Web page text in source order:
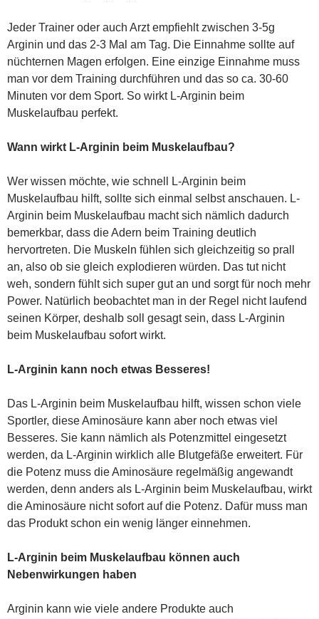
Jeder Trainer oder auch Arzt empfiehlt zwischen 3-5g
Arginin und das 2-3 Mal am Tag. Die Einnahme sollte auf
nüchternen Magen erfolgen. Eine einzige Einnahme muss
man vor dem Training durchführen und das so ca. 30-60
Minuten vor dem Sport. So wirkt L-Arginin beim
Muskelaufbau perfekt.
Wann wirkt L-Arginin beim Muskelaufbau?
Wer wissen möchte, wie schnell L-Arginin beim
Muskelaufbau hilft, sollte sich einmal selbst anschauen. L-
Arginin beim Muskelaufbau macht sich nämlich dadurch
bemerkbar, dass die Adern beim Training deutlich
hervortreten. Die Muskeln fühlen sich gleichzeitig so prall
an, also ob sie gleich explodieren würden. Das tut nicht
weh, sondern fühlt sich super gut an und sorgt für noch mehr
Power. Natürlich beobachtet man in der Regel nicht laufend
seinen Körper, deshalb soll gesagt sein, dass L-Arginin
beim Muskelaufbau sofort wirkt.
L-Arginin kann noch etwas Besseres!
Das L-Arginin beim Muskelaufbau hilft, wissen schon viele
Sportler, diese Aminosäure kann aber noch etwas viel
Besseres. Sie kann nämlich als Potenzmittel eingesetzt
werden, da L-Arginin wirklich alle Blutgefäße erweitert. Für
die Potenz muss die Aminosäure regelmäßig angewandt
werden, denn anders als L-Arginin beim Muskelaufbau, wirkt
die Aminosäure nicht sofort auf die Potenz. Dafür muss man
das Produkt schon ein wenig länger einnehmen.
L-Arginin beim Muskelaufbau können auch
Nebenwirkungen haben
Arginin kann wie viele andere Produkte auch